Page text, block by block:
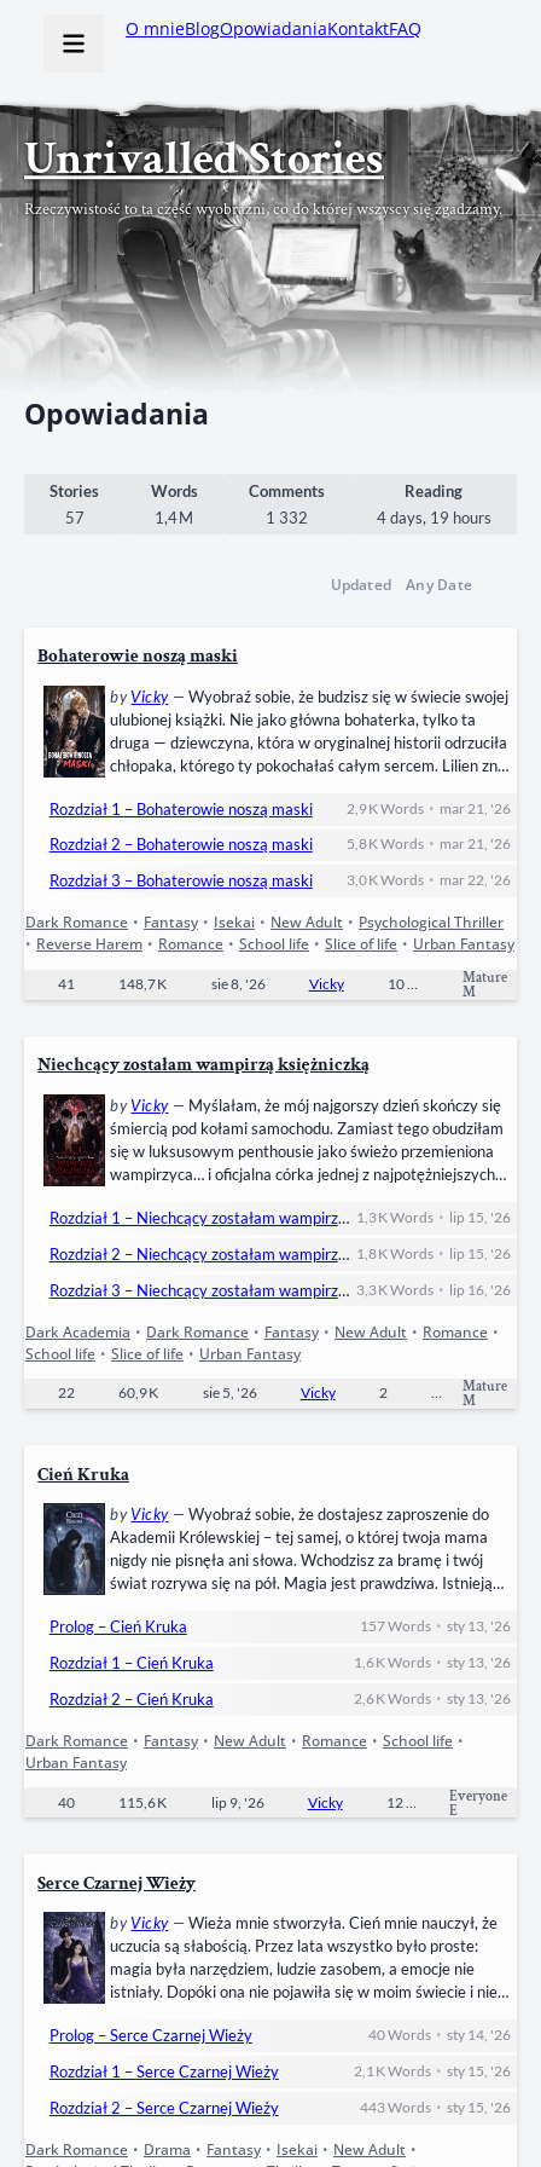
O mnieBlogOpowiadaniaKontaktFAQ
Unrivalled Stories
Rzeczywistość to ta część wyobraźni, co do której wszyscy się zgadzamy.
Opowiadania
Stories
57
Words
1,4 M
Comments
1 332
Reading
4 days, 19 hours
Updated Any Date
Bohaterowie noszą maski
byVicky— Wyobraź sobie, że budzisz się w świecie swojej
ulubionej książki. Nie jako główna bohaterka, tylko ta
druga — dziewczyna, która w oryginalnej historii odrzuciła
chłopaka, którego ty pokochałaś całym sercem. Lilien zna
i jak potoczą się najważniejsze wydarzenia. Wie też jedno
— nie pozwoli, by historia po raz drugi złamała Ashera.
Zrobi wszystko, żeby…
Rozdział 1 – Bohaterowie noszą maski 2,9 KWords • mar 21, '26
Rozdział 2 – Bohaterowie noszą maski 5,8 KWords • mar 21, '26
Rozdział 3 – Bohaterowie noszą maski 3,0 KWords • mar 22, '26
Dark Romance • Fantasy • Isekai • New Adult • Psychological Thriller
• Reverse Harem • Romance • School life • Slice of life • Urban Fantasy
41 148,7 K sie 8, '26 Vicky 10 Ongoing
Mature
M
Niechcący zostałam wampirzą księżniczką
byVicky— Myślałam, że mój najgorszy dzień skończy się
śmiercią pod kołami samochodu. Zamiast tego obudziłam
się w luksusowym penthousie jako świeżo przemieniona
wampirzyca… i oficjalna córka jednej z najpotężniejszych
przerażający – nazwał mnie swoją dziedziczką. Teraz mam
skórę i cały wampirzy klan na moje rozkazy. Między balami
wampirzej arystokracji, nauką w akademii,…
Rozdział 1 – Niechcący zostałam wampirzą księżniczką 1,3 KWords • lip 15, '26
Rozdział 2 – Niechcący zostałam wampirzą księżniczką 1,8 KWords • lip 15, '26
Rozdział 3 – Niechcący zostałam wampirzą księżniczką 3,3 KWords • lip 16, '26
Dark Academia • Dark Romance • Fantasy • New Adult • Romance •
School life • Slice of life • Urban Fantasy
22 60,9 K sie 5, '26 Vicky 2 Mature
M
Cień Kruka
byVicky— Wyobraź sobie, że dostajesz zaproszenie do
Akademii Królewskiej – tej samej, o której twoja mama
nigdy nie pisnęła ani słowa. Wchodzisz za bramę i twój
świat rozrywa się na pół. Magia jest prawdziwa. Istnieją
tych, którzy pilnują, żeby wszystko się nie rozpadło. I
Rady. Morally grey…
Prolog – Cień Kruka 157Words •sty 13, '26
Rozdział 1 – Cień Kruka 1,6 KWords •sty 13, '26
Rozdział 2 – Cień Kruka 2,6 KWords •sty 13, '26
Dark Romance • Fantasy • New Adult • Romance • School life •
Urban Fantasy
40 115,6 K lip 9, '26 Vicky 12 Ongoing
Everyone
E
Serce Czarnej Wieży
byVicky— Wieża mnie stworzyła. Cień mnie nauczył, że
uczucia są słabością. Przez lata wszystko było proste:
magia była narzędziem, ludzie zasobem, a emocje nie
istniały. Dopóki ona nie pojawiła się w moim świecie i nie
planowałem jej chcieć. Nie planowałem zazdrości. Nie
ktoś inny ją dotyka, mój…
Prolog – Serce Czarnej Wieży 40Words •sty 14, '26
Rozdział 1 – Serce Czarnej Wieży 2,1 KWords •sty 15, '26
Rozdział 2 – Serce Czarnej Wieży 443Words •sty 15, '26
Dark Romance • Drama • Fantasy • Isekai • New Adult •